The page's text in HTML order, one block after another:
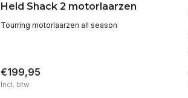
Held Shack 2 motorlaarzen
Tourring motorlaarzen all season
€199,95
Incl. btw